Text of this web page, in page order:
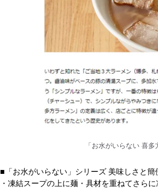
「お水がいらない 喜
■「お水がいらない」シリーズ 美味しさと簡
・凍結スープの上に麺・具材を重ねてさら